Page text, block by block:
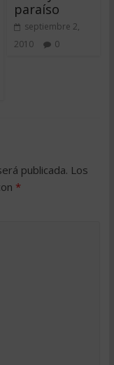
paraíso
septiembre 2,
2010
0
publicada. Los
*